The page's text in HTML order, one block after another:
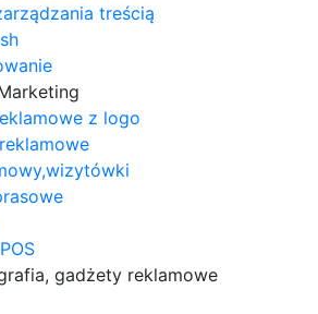
treścią
z logo
gadżety reklamowe